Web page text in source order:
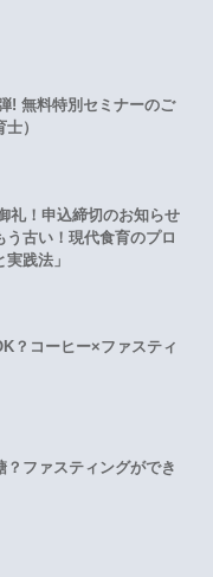
! 無料特別セミナーのご
）
礼！申込締切のお知らせ
う古い！現代食育のプロ
践法」
？コーヒー×ファスティ
？ファスティングができ